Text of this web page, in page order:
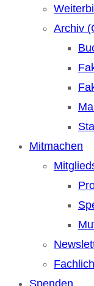
Archiv
Mitmachen